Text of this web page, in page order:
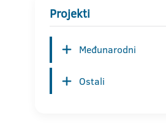
Projekti
Međunarodni
Ostali